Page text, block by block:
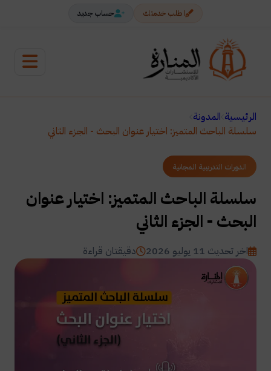
اطلب خدمتك حساب جديد
الرئيسية المدونة
سلسلة الباحث المتميز: اختيار عنوان البحث - الجزء الثاني
الدورات التدريبية المجانية
سلسلة الباحث المتميز: اختيار عنوان
البحث - الجزء الثاني
اخر تحديث 11 يوليو 2026 دقيقتان قراءة